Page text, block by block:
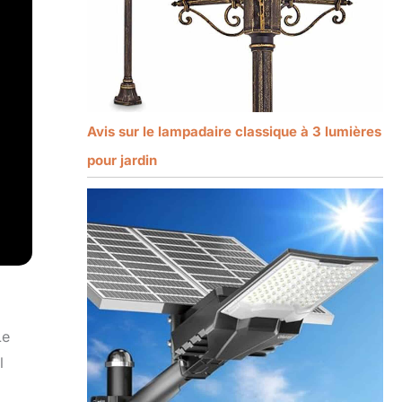
Avis sur le lampadaire classique à 3 lumières
pour jardin